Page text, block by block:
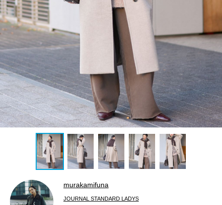
murakamifuna
JOURNAL STANDARD LADYS